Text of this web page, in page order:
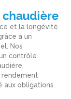
et la longévité
à un
Nos
contrôle
rendement
aux obligations